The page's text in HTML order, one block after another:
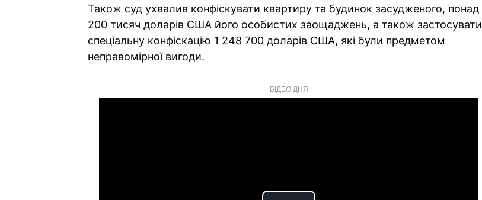
Також суд ухвалив конфіскувати квартиру та будинок засудженого, понад
200 тисяч доларів США його особистих заощаджень, а також застосувати
спеціальну конфіскацію 1 248 700 доларів США, які були предметом
неправомірної вигоди.
ВІДЕО ДНЯ